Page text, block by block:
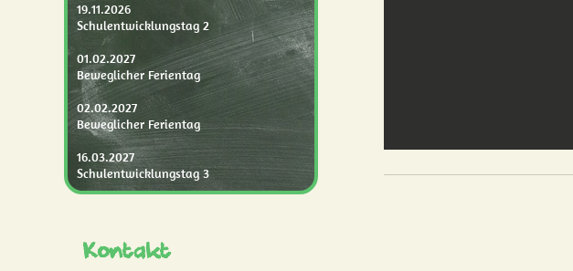
19.11.2026
Schulentwicklungstag 2
01.02.2027
Beweglicher Ferientag
02.02.2027
Beweglicher Ferientag
16.03.2027
Schulentwicklungstag 3
Kontakt